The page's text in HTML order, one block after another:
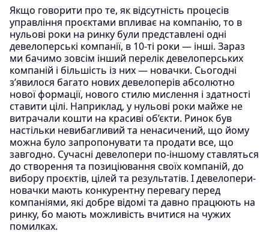
Якщо говорити про те, як відсутність процесів
управління проєктами впливає на компанію, то в
нульові роки на ринку були представлені одні
девелоперські компанії, в 10-ті роки — інші. Зараз
ми бачимо зовсім інший перелік девелоперських
компаній і більшість із них — новачки. Сьогодні
з’явилося багато нових девелоперів абсолютно
нової формації, нового стилю мислення і здатності
ставити цілі. Наприклад, у нульові роки майже не
витрачали кошти на красиві об’єкти. Ринок був
настільки невибагливий та ненасичений, що йому
можна було запропонувати та продати все, що
завгодно. Сучасні девелопери по-іншому ставляться
до створення та позиціювання своїх компаній, до
вибору проєктів, цілей та результатів. І девелопери-
новачки мають конкурентну перевагу перед
компаніями, які добре відомі та давно працюють на
ринку, бо мають можливість вчитися на чужих
помилках.